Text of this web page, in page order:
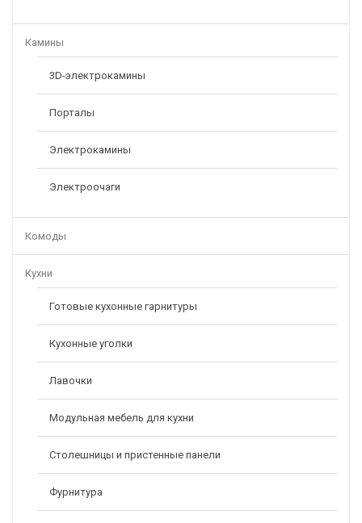
Камины
3D-электрокамины
Порталы
Электрокамины
Электроочаги
Комоды
Кухни
Готовые кухонные гарнитуры
Кухонные уголки
Лавочки
Модульная мебель для кухни
Столешницы и пристенные панели
Фурнитура
70984,00Р